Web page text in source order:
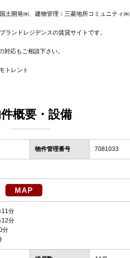
開発㈱、建物管理：三菱地所コミュニティ㈱
ンドレジデンスの賃貸サイトです。
応もご相談下さい。
トレント
概要・設備
物件管理番号 7081033
MAP
11分
12分
分